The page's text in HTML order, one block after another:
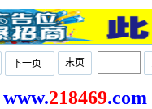
下一页 末页
www.218469.com